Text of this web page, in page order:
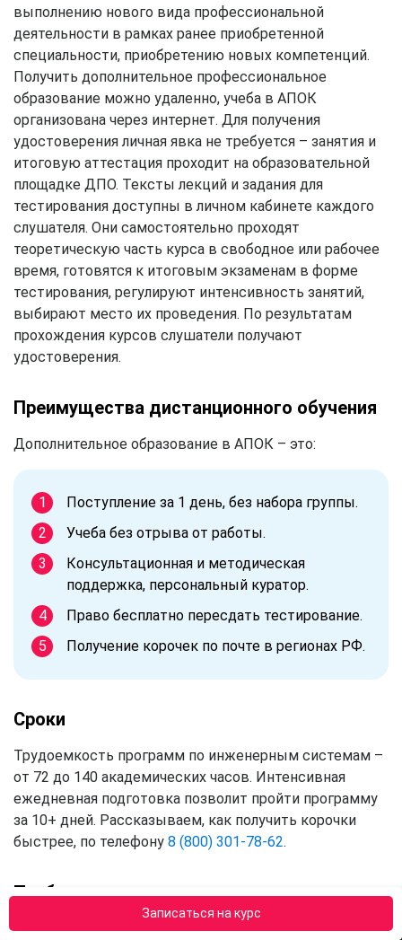
Записаться на курс
выполнению нового вида профессиональной
деятельности в рамках ранее приобретенной
специальности, приобретению новых компетенций.
Получить дополнительное профессиональное
образование можно удаленно, учеба в АПОК
организована через интернет. Для получения
удостоверения личная явка не требуется – занятия и
итоговую аттестация проходит на образовательной
площадке ДПО. Тексты лекций и задания для
тестирования доступны в личном кабинете каждого
слушателя. Они самостоятельно проходят
теоретическую часть курса в свободное или рабочее
время, готовятся к итоговым экзаменам в форме
тестирования, регулируют интенсивность занятий,
выбирают место их проведения. По результатам
прохождения курсов слушатели получают
удостоверения.
Преимущества дистанционного обучения
Дополнительное образование в АПОК – это:
Поступление за 1 день, без набора группы.
Учеба без отрыва от работы.
Консультационная и методическая
поддержка, персональный куратор.
Право бесплатно пересдать тестирование.
Получение корочек по почте в регионах РФ.
Сроки
Трудоемкость программ по инженерным системам –
от 72 до 140 академических часов. Интенсивная
ежедневная подготовка позволит пройти программу
за 10+ дней. Рассказываем, как получить корочки
быстрее, по телефону 8 (800) 301-78-62.
Требования к слушателям
Пройти курсы в АПОК смогут граждане России с